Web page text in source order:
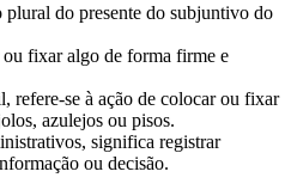
plural do presente do subjuntivo do
ou fixar algo de forma firme e
refere-se à ação de colocar ou fixar
azulejos ou pisos.
significa registrar
ou decisão.